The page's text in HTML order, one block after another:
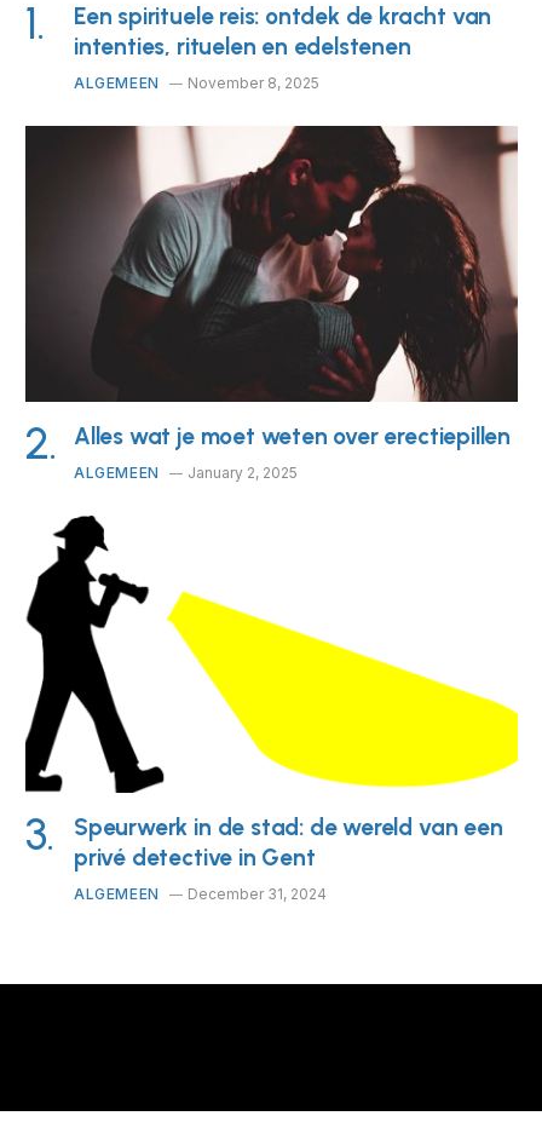
Een spirituele reis: ontdek de kracht van
intenties, rituelen en edelstenen
ALGEMEEN November 8, 2025
Alles wat je moet weten over erectiepillen
ALGEMEEN January 2, 2025
Speurwerk in de stad: de wereld van een
privé detective in Gent
ALGEMEEN December 31, 2024